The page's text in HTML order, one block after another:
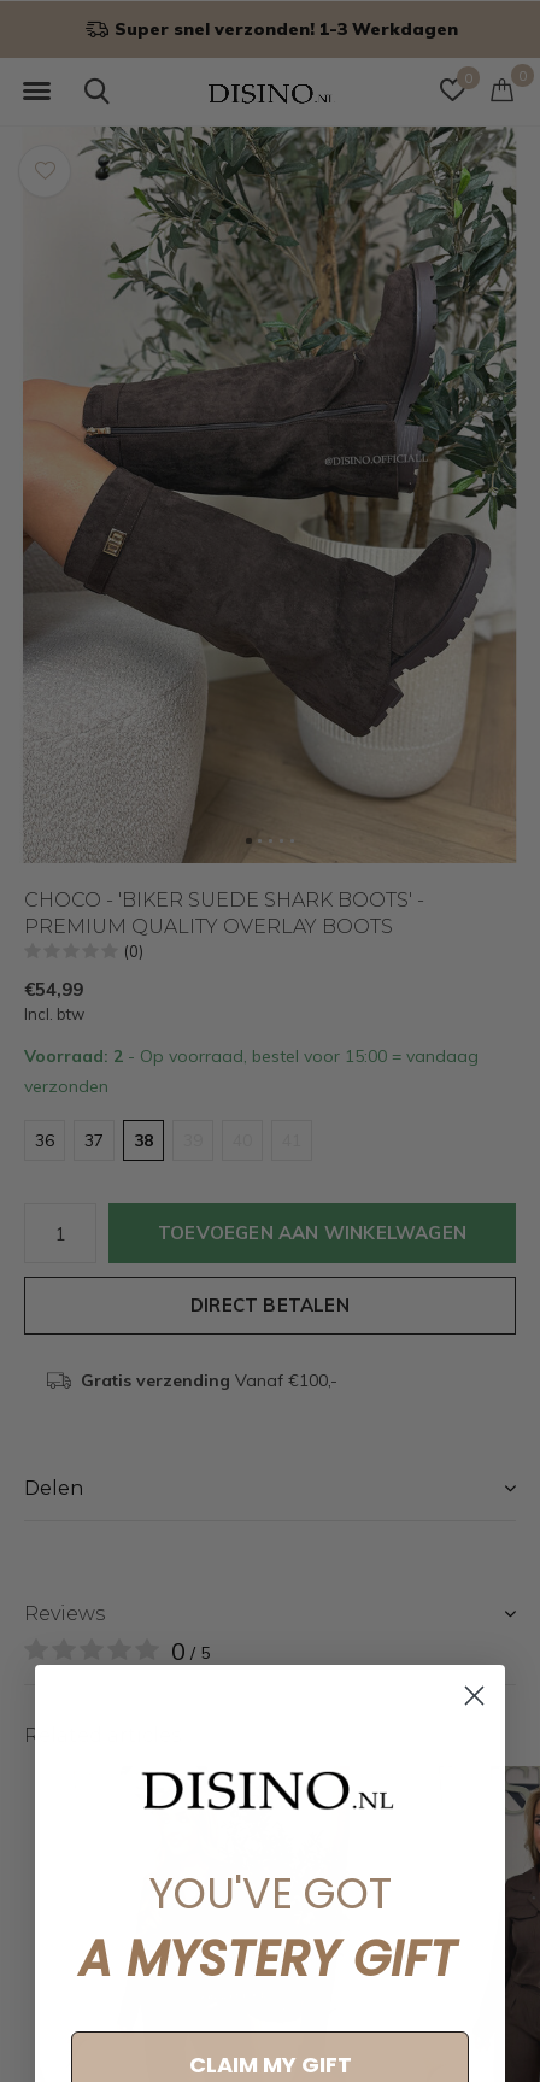
0 0
Super snel verzonden! 1-3 Werkdagen
CHOCO - 'BIKER SUEDE SHARK BOOTS' -
PREMIUM QUALITY OVERLAY BOOTS
(0)
€54,99
Incl. btw
Voorraad: 2 - Op voorraad, bestel voor 15:00 = vandaag
verzonden
36 37 38
TOEVOEGEN AAN WINKELWAGEN
DIRECT BETALEN
Gratis verzending Vanaf €100,-
Delen
Reviews
0 / 5
Related articles
YOU'VE GOT
A MYSTERY GIFT
CLAIM MY GIFT